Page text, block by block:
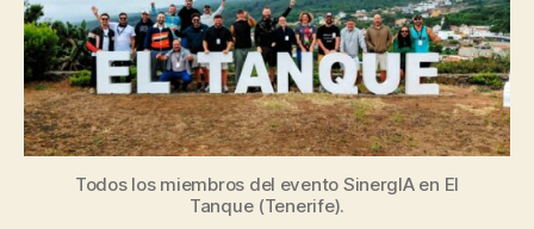
a
transformar
sus
ideas
girando
en
torno
a
las
personas
Todos los miembros del evento SinergIA en El
Tanque (Tenerife).